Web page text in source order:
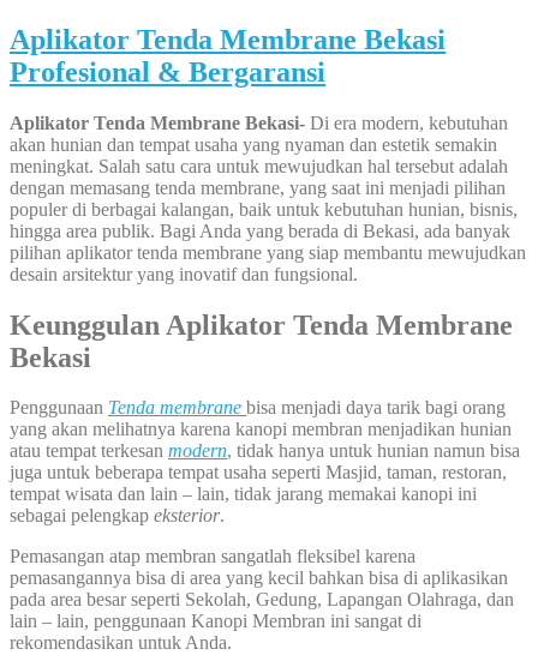
Aplikator Tenda Membrane Bekasi
Profesional & Bergaransi
Aplikator Tenda Membrane Bekasi- Di era modern, kebutuhan
akan hunian dan tempat usaha yang nyaman dan estetik semakin
meningkat. Salah satu cara untuk mewujudkan hal tersebut adalah
dengan memasang tenda membrane, yang saat ini menjadi pilihan
populer di berbagai kalangan, baik untuk kebutuhan hunian, bisnis,
hingga area publik. Bagi Anda yang berada di Bekasi, ada banyak
pilihan aplikator tenda membrane yang siap membantu mewujudkan
desain arsitektur yang inovatif dan fungsional.
Keunggulan Aplikator Tenda Membrane
Bekasi
Penggunaan Tenda membrane bisa menjadi daya tarik bagi orang
yang akan melihatnya karena kanopi membran menjadikan hunian
atau tempat terkesan modern, tidak hanya untuk hunian namun bisa
juga untuk beberapa tempat usaha seperti Masjid, taman, restoran,
tempat wisata dan lain – lain, tidak jarang memakai kanopi ini
sebagai pelengkap eksterior.
Pemasangan atap membran sangatlah fleksibel karena
pemasangannya bisa di area yang kecil bahkan bisa di aplikasikan
pada area besar seperti Sekolah, Gedung, Lapangan Olahraga, dan
lain – lain, penggunaan Kanopi Membran ini sangat di
rekomendasikan untuk Anda.